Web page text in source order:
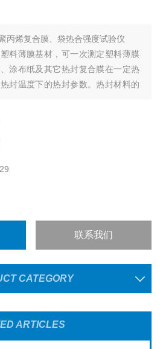
丙烯复合膜、袋热合强度试验仪
料薄膜基材，可一次测定塑料薄膜
涂布纸及其它热封复合膜在一定热
封温度下的热封参数。热封材料的
数可能差别很大。使用该设备可准
联系我们
CATEGORY
ARTICLES